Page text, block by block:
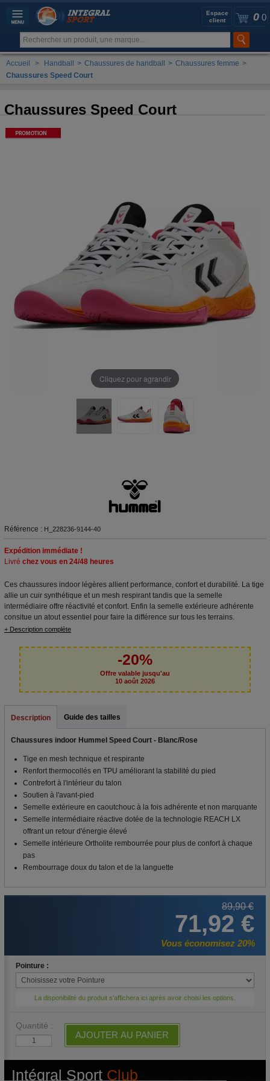
0 0
Espace
client
Accueil > Handball > Chaussures de handball > Chaussures femme >
Chaussures Speed Court
Chaussures Speed Court
Cliquez pour agrandir
Référence : H_228236-9144-40
Expédition immédiate !
Livré chez vous en 24/48 heures
Ces chaussures indoor légères allient performance, confort et durabilité. La tige
allie un cuir synthétique et un mesh respirant tandis que la semelle
intermédiaire offre réactivité et confort. Enfin la semelle extérieure adhérente
consitue un atout essentiel pour faire la différence sur tous les terrains.
+ Description complète
-20%
Offre valable jusqu'au
10 août 2026
Description Guide des tailles
Chaussures indoor Hummel Speed Court - Blanc/Rose
Tige en mesh technique et respirante
Renfort thermocollés en TPU améliorant la stabilité du pied
Contrefort à l'intérieur du talon
Soutien à l'avant-pied
Semelle extérieure en caoutchouc à la fois adhérente et non marquante
Semelle intermédiaire réactive dotée de la technologie REACH LX
offrant un retour d'énergie élevé
Semelle intérieure Ortholite rembourrée pour plus de confort à chaque
pas
Rembourrage doux du talon et de la languette
89,90 €
71,92 €
Vous économisez 20%
Pointure :
La disponibilité du produit s'affichera ici après avoir choisi les options.
Quantité :
AJOUTER AU PANIER
Intégral Sport Club